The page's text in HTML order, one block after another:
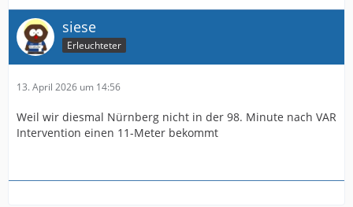
siese
Erleuchteter
13. April 2026 um 14:56
Weil wir diesmal Nürnberg nicht in der 98. Minute nach VAR
Intervention einen 11-Meter bekommt